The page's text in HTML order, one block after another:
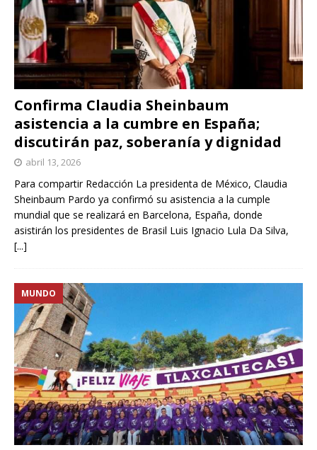
Confirma Claudia Sheinbaum
asistencia a la cumbre en España;
discutirán paz, soberanía y dignidad
abril 13, 2026
Para compartir Redacción La presidenta de México, Claudia
Sheinbaum Pardo ya confirmó su asistencia a la cumple
mundial que se realizará en Barcelona, España, donde
asistirán los presidentes de Brasil Luis Ignacio Lula Da Silva,
[...]
MUNDO